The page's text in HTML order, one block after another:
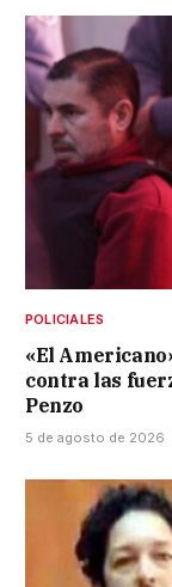
POLICIALES
«El
contra las
Penzo
5 de agosto de 2026